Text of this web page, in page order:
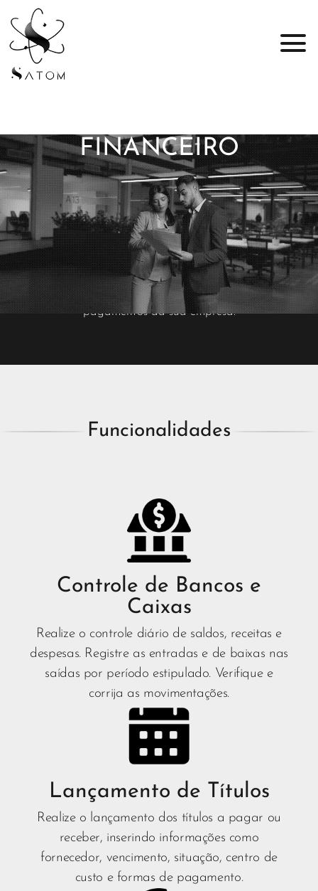
FINANCEIRO
Financeiro
Módulo desenvolvido para a gestão dos recursos
financeiros da empresa, automatizando processos e
facilitando a visualização dos recebimentos e
pagamentos da sua empresa.
Funcionalidades
Controle de Bancos e
Caixas
Realize o controle diário de saldos, receitas e
despesas. Registre as entradas e de baixas nas
saídas por período estipulado. Verifique e
corrija as movimentações.
Lançamento de Títulos
Realize o lançamento dos títulos a pagar ou
receber, inserindo informações como
fornecedor, vencimento, situação, centro de
custo e formas de pagamento.